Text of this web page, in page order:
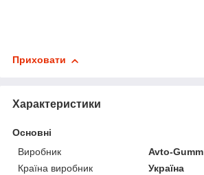
Приховати
Характеристики
Основні
Виробник
Avto-Gumm
Країна виробник
Україна